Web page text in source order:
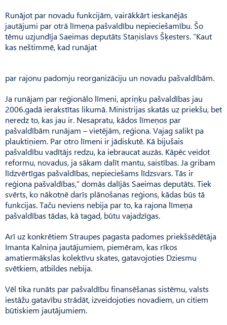
Runājot par novadu funkcijām, vairākkārt ieskanējās
jautājumi par otrā līmeņa pašvaldību nepieciešamību. Šo
tēmu uzjundīja Saeimas deputāts Staņislavs Šķesters. “Kaut
kas neštimmē, kad runājat
par rajonu padomju reorganizāciju un novadu pašvaldībām.
Ja runājam par reģionālo līmeni, apriņķu pašvaldības jau
2006.gadā ierakstītas likumā. Ministrijas skatās uz priekšu, bet
neredz to, kas jau ir. Nesapratu, kādos līmeņos par
pašvaldībām runājam – vietējām, reģiona. Vajag salikt pa
plauktiņiem. Par otro līmeni ir jādiskutē. Kā bijušais
pašvaldību vadītājs redzu, ka iebraucat auzās. Kāpēc veidot
reformu, novadus, ja sākam dalīt mantu, saistības. Ja gribam
līdzvērtīgas pašvaldības, nepieciešams līdzsvars. Tās ir
reģiona pašvaldības,” domās dalījās Saeimas deputāts. Tiek
svērts, ko nākotnē darīs plānošanas reģions, kādas būs tā
funkcijas. Taču neviens nebija par to, ka rajona līmeņa
pašvaldības tādas, kā tagad, būtu vajadzīgas.
Arī uz konkrētiem Straupes pagasta padomes priekšsēdētāja
Imanta Kalniņa jautājumiem, piemēram, kas rīkos
amatiermākslas kolektīvu skates, gatavojoties Dziesmu
svētkiem, atbildes nebija.
Vēl tika runāts par pašvaldību finansēšanas sistēmu, valsts
iestāžu gatavību strādāt, izveidojoties novadiem, un citiem
būtiskiem jautājumiem.